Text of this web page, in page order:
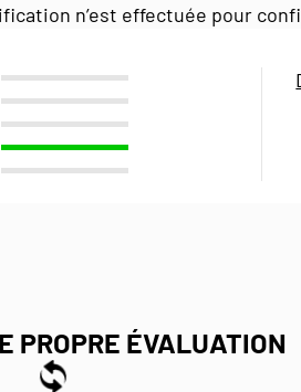
n’est effectuée pour
PROPRE ÉVALUATION